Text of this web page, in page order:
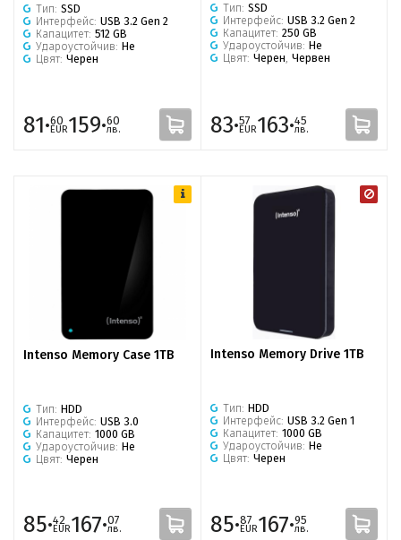
Тип: SSD
Интерфейс: USB 3.2 Gen 2
Капацитет: 512 GB
Удароустойчив: Не
Цвят: Черен
81·60
EUR159·60
лв.
Тип: SSD
Интерфейс: USB 3.2 Gen 2
Капацитет: 250 GB
Удароустойчив: Не
Цвят: Черен, Червен
83·57
EUR163·45
лв.
Intenso Memory Case 1TB
Тип: HDD
Интерфейс: USB 3.0
Капацитет: 1000 GB
Удароустойчив: Не
Цвят: Черен
85·42
EUR167·07
лв.
Intenso Memory Drive 1TB
Тип: HDD
Интерфейс: USB 3.2 Gen 1
Капацитет: 1000 GB
Удароустойчив: Не
Цвят: Черен
85·87
EUR167·95
лв.